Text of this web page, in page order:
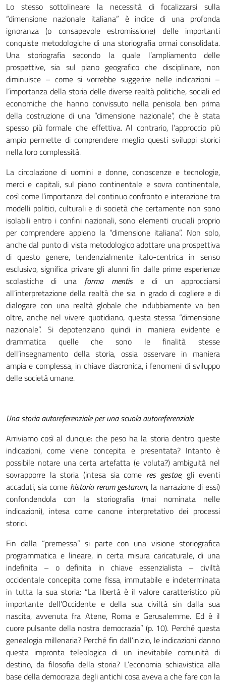
Lo stesso sottolineare la necessità di focalizzarsi sulla
“dimensione nazionale italiana” è indice di una profonda
ignoranza (o consapevole estromissione) delle importanti
conquiste metodologiche di una storiografia ormai consolidata.
Una storiografia secondo la quale l’ampliamento delle
prospettive, sia sul piano geografico che disciplinare, non
diminuisce – come si vorrebbe suggerire nelle indicazioni –
l’importanza della storia delle diverse realtà politiche, sociali ed
economiche che hanno convissuto nella penisola ben prima
della costruzione di una “dimensione nazionale”, che è stata
spesso più formale che effettiva. Al contrario, l’approccio più
ampio permette di comprendere meglio questi sviluppi storici
nella loro complessità.
La circolazione di uomini e donne, conoscenze e tecnologie,
merci e capitali, sul piano continentale e sovra continentale,
così come l’importanza del continuo confronto e interazione tra
modelli politici, culturali e di società che certamente non sono
isolabili entro i confini nazionali, sono elementi cruciali proprio
per comprendere appieno la “dimensione italiana”. Non solo,
anche dal punto di vista metodologico adottare una prospettiva
di questo genere, tendenzialmente italo-centrica in senso
esclusivo, significa privare gli alunni fin dalle prime esperienze
scolastiche di una forma mentise di un approcciarsi
all’interpretazione della realtà che sia in grado di cogliere e di
dialogare con una realtà globale che indubbiamente va ben
oltre, anche nel vivere quotidiano, questa stessa “dimensione
nazionale”. Si depotenziano quindi in maniera evidente e
drammatica quelle che sono le finalità stesse
dell’insegnamento della storia, ossia osservare in maniera
ampia e complessa, in chiave diacronica, i fenomeni di sviluppo
delle società umane.
Una storia autoreferenziale per una scuola autoreferenziale
Arriviamo così al dunque: che peso ha la storia dentro queste
indicazioni, come viene concepita e presentata? Intanto è
possibile notare una certa artefatta (e voluta?) ambiguità nel
sovrapporre la storia (intesa sia come res gestae, gli eventi
accaduti, sia come historia rerum gestarum, la narrazione di essi)
confondendola con la storiografia (mai nominata nelle
indicazioni), intesa come canone interpretativo dei processi
storici.
Fin dalla “premessa” si parte con una visione storiografica
programmatica e lineare, in certa misura caricaturale, di una
indefinita – o definita in chiave essenzialista – civiltà
occidentale concepita come fissa, immutabile e indeterminata
in tutta la sua storia: “La libertà è il valore caratteristico più
importante dell’Occidente e della sua civiltà sin dalla sua
nascita, avvenuta fra Atene, Roma e Gerusalemme. Ed è il
cuore pulsante della nostra democrazia” (p. 10). Perché questa
genealogia millenaria? Perché fin dall’inizio, le indicazioni danno
questa impronta teleologica di un inevitabile comunità di
destino, da filosofia della storia? L’economia schiavistica alla
base della democrazia degli antichi cosa aveva a che fare con la